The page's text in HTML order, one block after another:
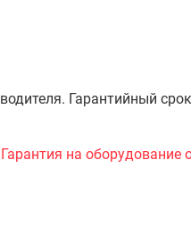
Гарантийный
Гарантия на оборудование